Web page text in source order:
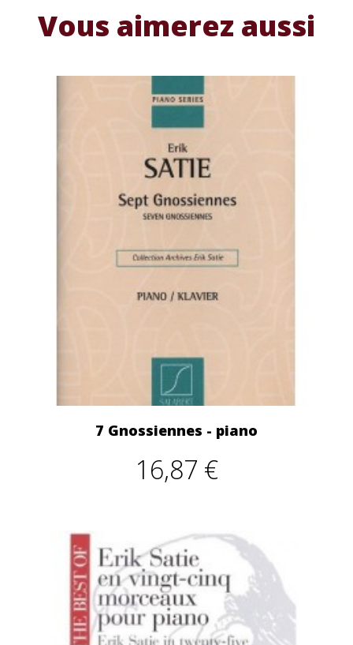
Vous aimerez aussi
7 Gnossiennes - piano
16,87 €